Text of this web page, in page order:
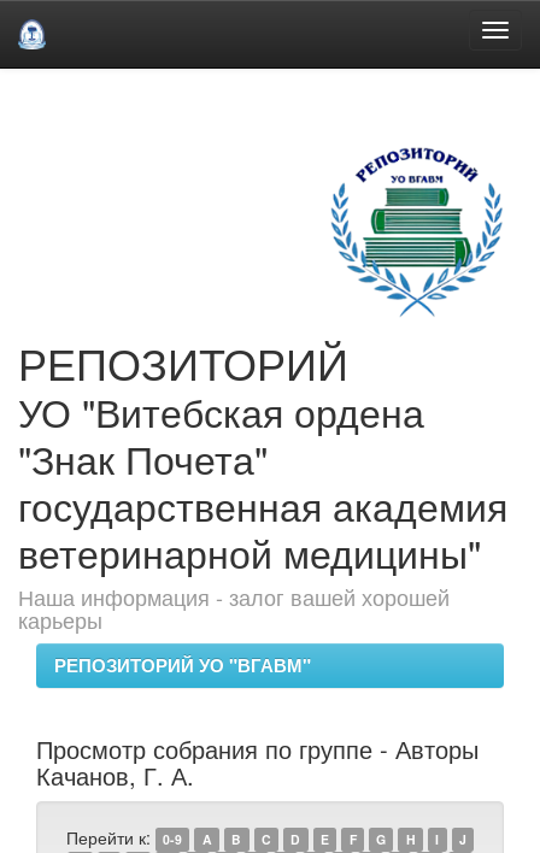
РЕПОЗИТОРИЙ
УО "Витебская ордена
"Знак Почета"
государственная академия
ветеринарной медицины"
Наша информация - залог вашей хорошей
карьеры
РЕПОЗИТОРИЙ УО "ВГАВМ"
Просмотр собрания по группе - Авторы
Качанов, Г. А.
Перейти к: 0-9 A B C D E F G H I
J